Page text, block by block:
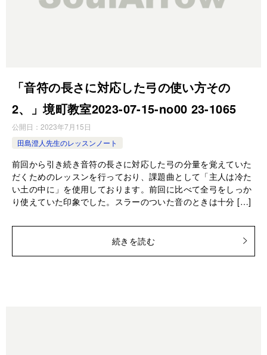
「音符の長さに対応した弓の使い方その
2、」境町教室2023-07-15-­no00 23-­1065
公開日： 2023年7月15日
田島澄人先生のレッスンノート
前回から引き続き音符の長さに対応した弓の分量を覚えていた
だくためのレッスンを行っており、課題曲として「主人は冷た
い土の中に」を使用しております。前回に比べて全弓をしっか
り使えていた印象でした。スラーのついた音のときは十分 […]
続きを読む